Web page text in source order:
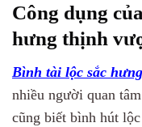
Công dụng
hưng thịnh
Bình tài lộc sắc
nhiều người quan
cũng biết bình hút